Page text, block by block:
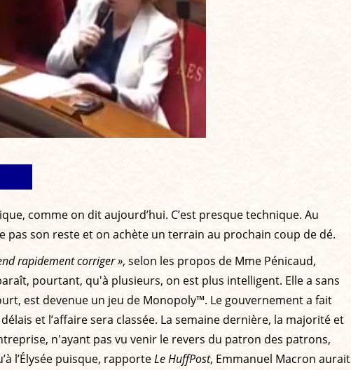
comme on dit aujourd’hui. C’est presque technique. Au
son reste et on achète un terrain au prochain coup de dé.
rapidement corriger », selon les propos de Mme Pénicaud,
pourtant, qu'à plusieurs, on est plus intelligent. Elle a sans
est devenue un jeu de Monopoly™. Le gouvernement a fait
et l’affaire sera classée. La semaine dernière, la majorité et
n'ayant pas vu venir le revers du patron des patrons,
l’Élysée puisque, rapporteLe HuffPost, Emmanuel Macron aurait